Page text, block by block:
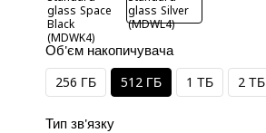
Об'єм накопичувача
256 ГБ 512 ГБ 1 ТБ 2 ТБ
Тип зв'язку